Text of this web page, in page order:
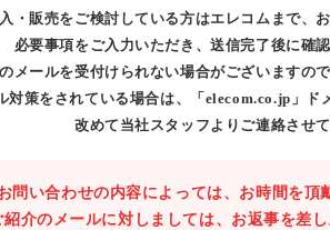
・販売をご検討している方はエレコムまで、
必要事項をご入力いただき、送信完了後に確
メールを受付けられない場合がございますの
対策をされている場合は、「elecom.co.jp」ド
改めて当社スタッフよりご連絡させて
問い合わせの内容によっては、お時間を頂
紹介のメールに対しましては、お返事を差